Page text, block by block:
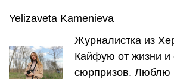
Yelizaveta Kamenieva
Журналистка из
Кайфую от жизни и
сюрпризов. Люблю